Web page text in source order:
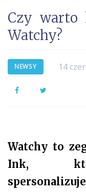
Czy warto
Watchy?
NEWSY 14
Facebook
Watchy to
Ink,